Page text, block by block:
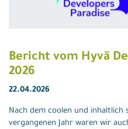
Bericht vom Hyvä
2026
22.04.2026
Nach dem coolen und inhaltlich
vergangenen Jahr waren wir